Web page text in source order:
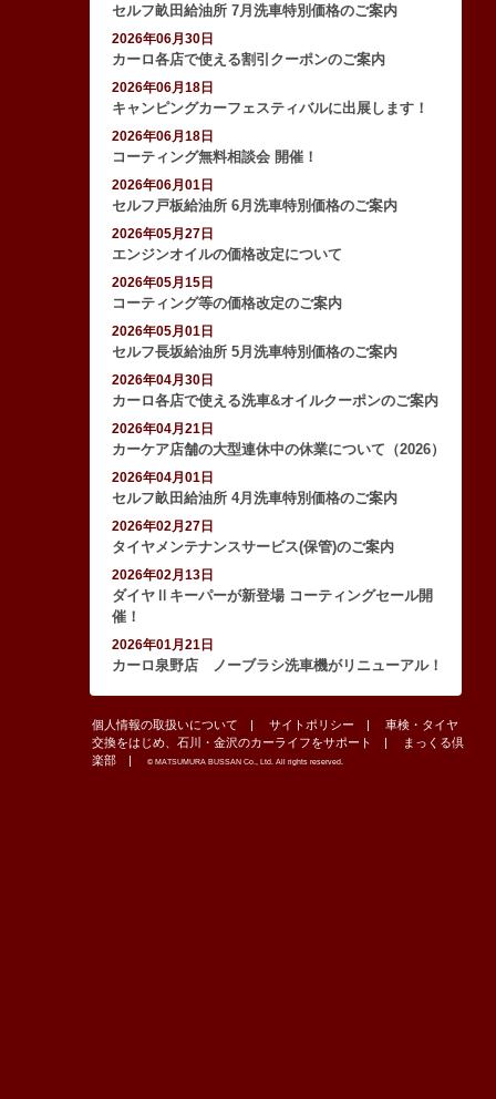
セルフ畝田給油所 7月洗車特別価格のご案内
2026年06月30日
カーロ各店で使える割引クーポンのご案内
2026年06月18日
キャンピングカーフェスティバルに出展します！
2026年06月18日
コーティング無料相談会 開催！
2026年06月01日
セルフ戸板給油所 6月洗車特別価格のご案内
2026年05月27日
エンジンオイルの価格改定について
2026年05月15日
コーティング等の価格改定のご案内
2026年05月01日
セルフ長坂給油所 5月洗車特別価格のご案内
2026年04月30日
カーロ各店で使える洗車&オイルクーポンのご案内
2026年04月21日
カーケア店舗の大型連休中の休業について（2026）
2026年04月01日
セルフ畝田給油所 4月洗車特別価格のご案内
2026年02月27日
タイヤメンテナンスサービス(保管)のご案内
2026年02月13日
ダイヤⅡキーパーが新登場 コーティングセール開
催！
2026年01月21日
カーロ泉野店 ノーブラシ洗車機がリニューアル！
個人情報の取扱いについて サイトポリシー
車検・タイヤ
交換をはじめ、石川・金沢のカーライフをサポート
まっくる倶
楽部
© MATSUMURA BUSSAN Co., Ltd. All rights reserved.